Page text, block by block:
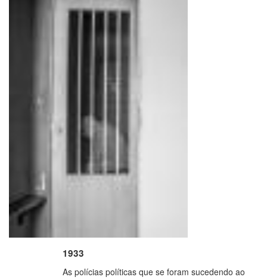
1933
As polícias políticas que se foram sucedendo ao